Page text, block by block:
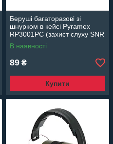
Беруші багаторазові зі
шнурком в кейсі Pyramex
RP3001PC (захист слуху SNR
30 дБ)
В наявності
89 ₴
Купити